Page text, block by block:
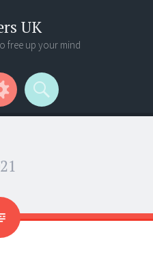
UK
free up your mind